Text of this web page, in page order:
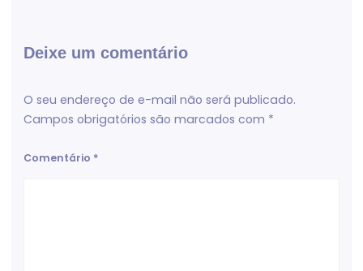
Deixe um comentário
O seu endereço de e-mail não será publicado.
Campos obrigatórios são marcados com *
Comentário *